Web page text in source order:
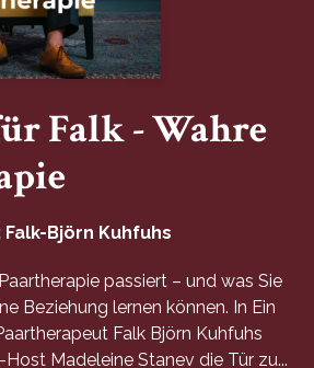
Falk - Wahre
Falk-Björn Kuhfuhs
passiert – und was Sie
Beziehung lernen können. In Ein
Falk Björn Kuhfuhs
Madeleine Stanev die Tür zu...